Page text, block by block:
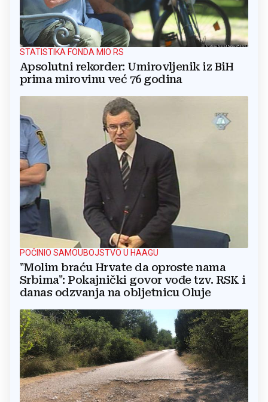
STATISTIKA FONDA MIO RS
Apsolutni rekorder: Umirovljenik iz BiH
prima mirovinu već 76 godina
POČINIO SAMOUBOJSTVO U HAAGU
"Molim braću Hrvate da oproste nama
Srbima": Pokajnički govor vođe tzv. RSK i
danas odzvanja na obljetnicu Oluje